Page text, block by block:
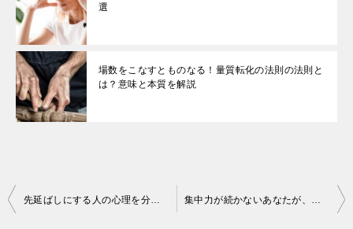
選
場数をこなすとものなる！量質転化の法則の法則と
は？意味と本質を解説
投
先延ばしにする人の心理を分析！先延ばし癖を改善してやめる方法 集中力が続かないあなたが、集中力を高める方法5選